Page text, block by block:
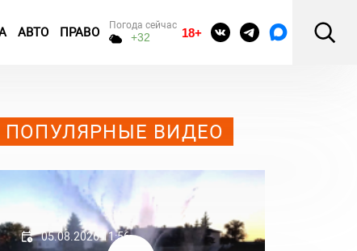
АВТО ПРАВО Погода сейчас
+32 18+
ПОПУЛЯРНЫЕ ВИДЕО
05.08.2026 11:56